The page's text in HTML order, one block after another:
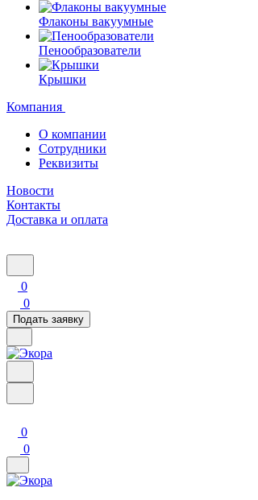
Флаконы вакуумные
Пенообразователи
Крышки
Компания
О компании
Сотрудники
Реквизиты
Новости
Контакты
Доставка и оплата
0
0
Подать заявку
0
0